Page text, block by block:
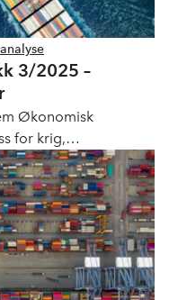
3/2025 –
Økonomisk
for krig,
har